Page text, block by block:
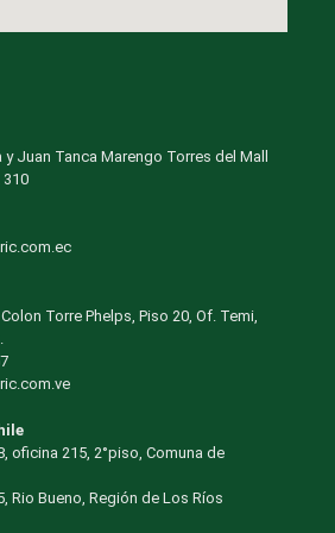
y Juan Tanca Marengo Torres del Mall
Torre Phelps, Piso 20, Of. Temi,
oficina 215, 2°piso, Comuna de
Rio Bueno, Región de Los Ríos